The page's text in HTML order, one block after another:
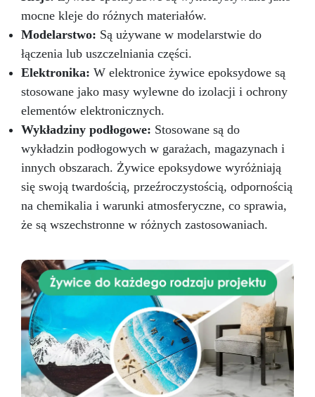
mocne kleje do różnych materiałów.
Modelarstwo: Są używane w modelarstwie do
łączenia lub uszczelniania części.
Elektronika: W elektronice żywice epoksydowe są
stosowane jako masy wylewne do izolacji i ochrony
elementów elektronicznych.
Wykładziny podłogowe: Stosowane są do
wykładzin podłogowych w garażach, magazynach i
innych obszarach. Żywice epoksydowe wyróżniają
się swoją twardością, przeźroczystością, odpornością
na chemikalia i warunki atmosferyczne, co sprawia,
że są wszechstronne w różnych zastosowaniach.